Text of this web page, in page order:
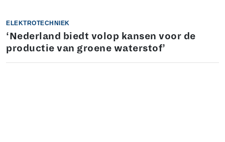
ELEKTROTECHNIEK
‘Nederland biedt volop kansen voor de
productie van groene waterstof’